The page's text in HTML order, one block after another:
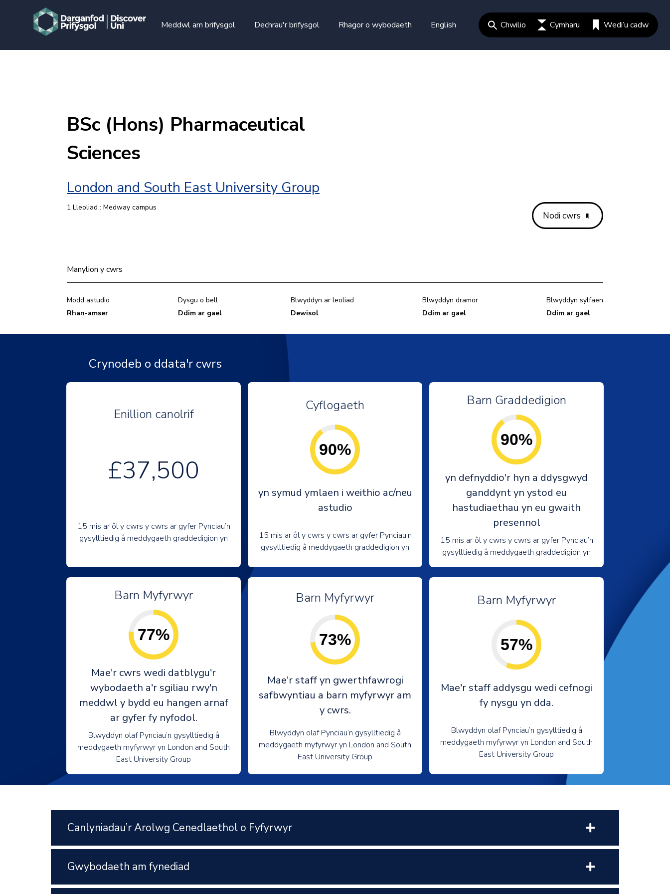
Meddwl am brifysgol
Dechrau'r brifysgol Rhagor o wybodaeth English Chwilio Cymharu Wedi’u cadw
BSc (Hons) Pharmaceutical
Sciences
London and South East University Group
1 Lleoliad : Medway campus
Nodi cwrs
Manylion y cwrs
Modd astudio
Rhan-amser
Dysgu o bell
Ddim ar gael
Blwyddyn ar leoliad
Dewisol
Blwyddyn dramor
Ddim ar gael
Blwyddyn sylfaen
Ddim ar gael
Crynodeb o ddata'r cwrs
Enillion canolrif
£37,500
15 mis ar ôl y cwrs y cwrs ar gyfer Pynciau’n
gysylltiedig â meddygaeth graddedigion yn
Cyflogaeth
90%
yn symud ymlaen i weithio ac/neu
astudio
15 mis ar ôl y cwrs y cwrs ar gyfer Pynciau’n
gysylltiedig â meddygaeth graddedigion yn
Barn Graddedigion
90%
yn defnyddio'r hyn a ddysgwyd
ganddynt yn ystod eu
hastudiaethau yn eu gwaith
presennol
15 mis ar ôl y cwrs y cwrs ar gyfer Pynciau’n
gysylltiedig â meddygaeth graddedigion yn
Barn Myfyrwyr
77%
Mae'r cwrs wedi datblygu'r
wybodaeth a'r sgiliau rwy'n
meddwl y bydd eu hangen arnaf
ar gyfer fy nyfodol.
Blwyddyn olaf Pynciau’n gysylltiedig â
meddygaeth myfyrwyr yn London and South
East University Group
Barn Myfyrwyr
73%
Mae'r staff yn gwerthfawrogi
safbwyntiau a barn myfyrwyr am
y cwrs.
Blwyddyn olaf Pynciau’n gysylltiedig â
meddygaeth myfyrwyr yn London and South
East University Group
Barn Myfyrwyr
57%
Mae'r staff addysgu wedi cefnogi
fy nysgu yn dda.
Blwyddyn olaf Pynciau’n gysylltiedig â
meddygaeth myfyrwyr yn London and South
East University Group
Canlyniadau’r Arolwg Cenedlaethol o Fyfyrwyr
Gwybodaeth am fynediad